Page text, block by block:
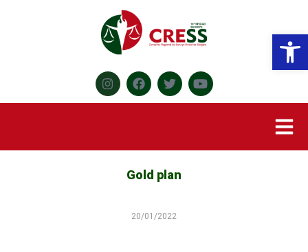
Gold plan
20/01/2022